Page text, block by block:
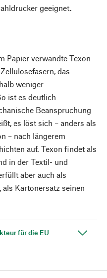
­geeignet.
Papier verwandte Texon
das
weniger
ist es deutlich
Beanspruchung
es löst sich – anders als
– nach längerem
auf. Texon findet als
in der Textil- und
aber auch als
als Kartonersatz seinen
für die EU